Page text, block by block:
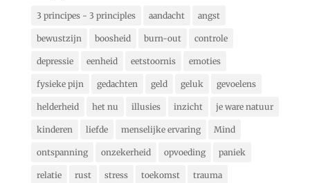
3 principes - 3 principles aandacht angst
bewustzijn boosheid burn-out controle
depressie eenheid eetstoornis emoties
fysieke pijn gedachten geld geluk gevoelens
helderheid het nu illusies inzicht je ware natuur
kinderen liefde menselijke ervaring Mind
ontspanning onzekerheid opvoeding paniek
relatie rust stress toekomst trauma